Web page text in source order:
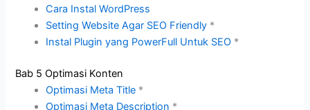
Cara Instal WordPress
Setting Website Agar SEO Friendly *
Instal Plugin yang PowerFull Untuk SEO *
Bab 5 Optimasi Konten
Optimasi Meta Title *
Optimasi Meta Description *